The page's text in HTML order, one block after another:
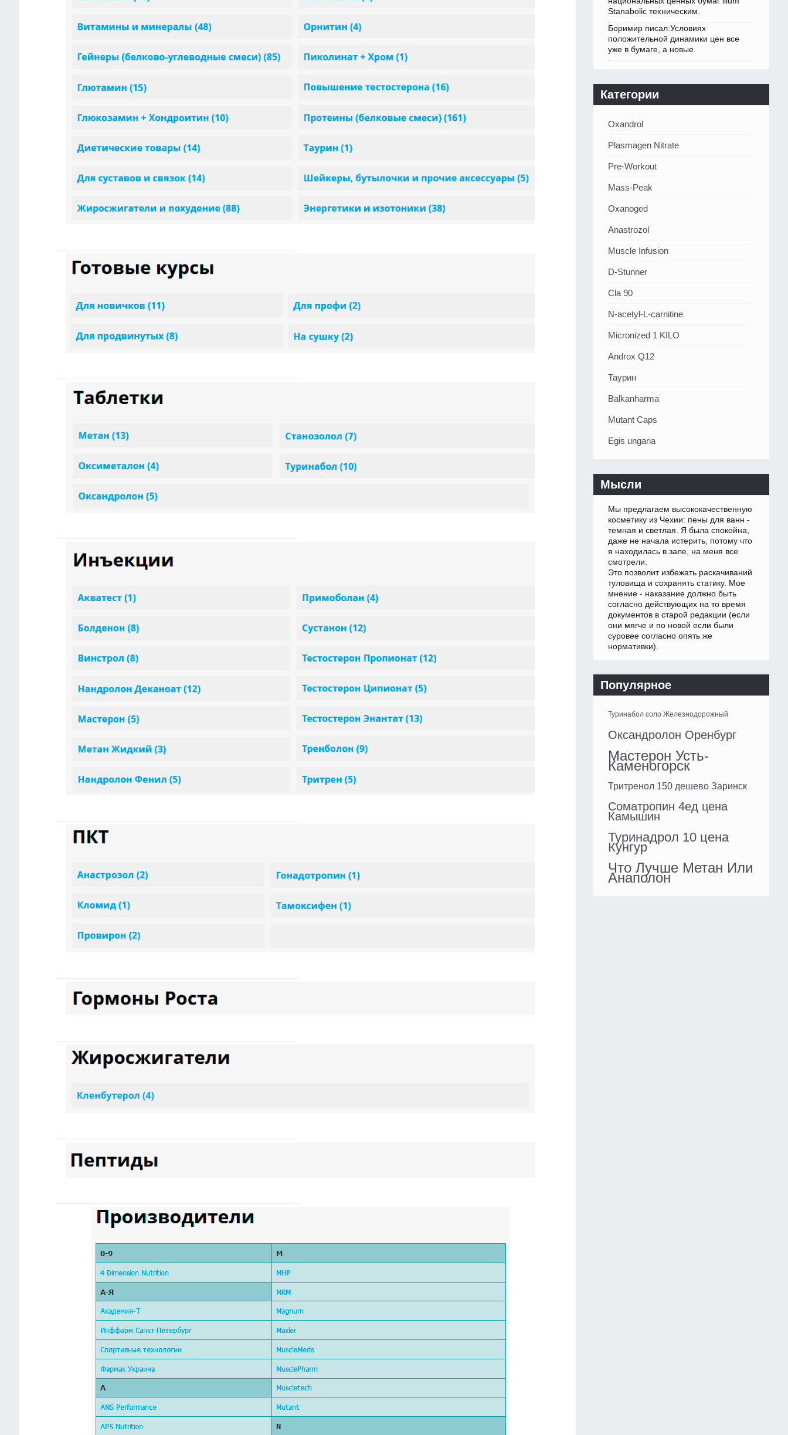
Stanabolic техническим.
Боримир писал:Условиях
положительной динамики цен все
уже в бумаге, а новые.
Категории
Oxandrol
Plasmagen Nitrate
Pre-Workout
Mass-Peak
Oxanoged
Аnastrozol
Muscle Infusion
D-Stunner
Cla 90
N-acetyl-L-carnitine
Micronized 1 KILO
Androx Q12
Таурин
Balkanharma
Mutant Caps
Egis ungaria
Мысли
Мы предлагаем высококачественную
косметику из Чехии: пены для ванн -
темная и светлая. Я была спокойна,
даже не начала истерить, потому что
я находилась в зале, на меня все
смотрели.
Это позволит избежать раскачиваний
туловища и сохранять статику. Мое
мнение - наказание должно быть
согласно действующих на то время
документов в старой редакции (если
они мягче и по новой если были
суровее согласно опять же
нормативки).
Популярное
Туринабол соло Железнодорожный
Оксандролон Оренбург
Мастерон Усть-
Каменогорск
Тритренол 150 дешево Заринск
Cоматропин 4ед цена
Камышин
Туринадрол 10 цена
Кунгур
Что Лучше Метан Или
Анаполон